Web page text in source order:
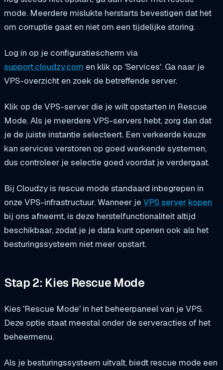
mode. Meerdere mislukte herstarts bevestigen dat het
om corruptie gaat en niet om een tijdelijke storing.
Log in op je configuratiescherm via
support.cloudzy.com en klik op 'Services'. Ga naar je
VPS-overzicht en zoek de betreffende server.
Klik op de VPS-server die je wilt opstarten in Rescue
Mode. Als je meerdere VPS-servers hebt, zorg dan dat
je de juiste instantie selecteert. Een verkeerde keuze
kan services verstoren op goed werkende systemen,
dus controleer je selectie goed voordat je verdergaat.
Bij Cloudzy is rescue mode standaard inbegrepen in
onze VPS-infrastructuur. Wanneer je VPS server kopen
bij ons afneemt, is deze herstelfunctionaliteit altijd
beschikbaar, zodat je je data kunt openen ook als het
besturingssysteem niet meer opstart.
Stap 2: Kies Rescue Mode
Kies 'Rescue Mode' in het beheerpaneel van je VPS.
Deze optie staat meestal onder de serveracties of het
beheermenu.
Als je besturingssysteem uitvalt, biedt rescue mode een